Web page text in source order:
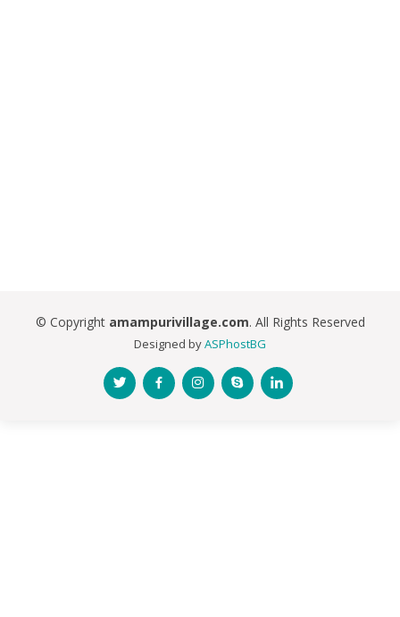
© Copyright amampurivillage.com. All Rights Reserved
Designed byASPhostBG